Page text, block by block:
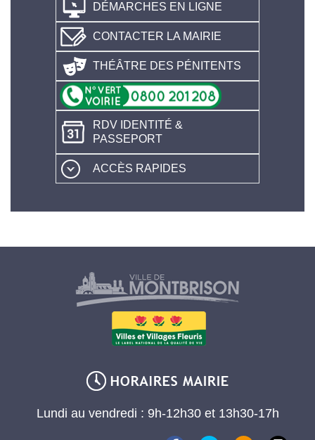
DÉMARCHES EN LIGNE
CONTACTER LA MAIRIE
THÉÂTRE DES PÉNITENTS
RDV IDENTITÉ &
PASSEPORT
ACCÈS RAPIDES
Lundi au vendredi : 9h-12h30 et 13h30-17h